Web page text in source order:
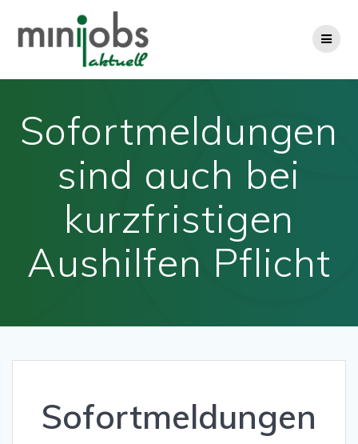
Sofortmeldungen
sind auch bei
kurzfristigen
Aushilfen Pflicht
Sofortmeldungen